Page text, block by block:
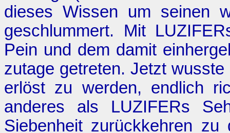
dieses Wissen um seinen
geschlummert. Mit
Pein und dem damit
zutage getreten. Jetzt
erlöst zu werden, endlich
anderes als LUZIFERs
Siebenheit zurückkehren